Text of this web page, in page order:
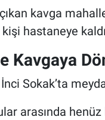
kavga
hastaneye
Kavgaya
Sokak’ta
arasında